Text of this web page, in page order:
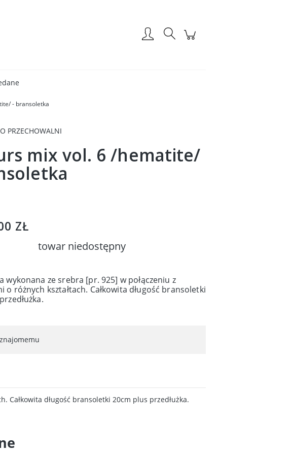
- bransoletka
PRZECHOWALNI
mix vol. 6 /hematite/
ZŁ
towar niedostępny
wykonana ze srebra [pr. 925] w połączeniu z
o różnych kształtach. Całkowita długość bransoletki
Całkowita długość bransoletki 20cm plus przedłużka.